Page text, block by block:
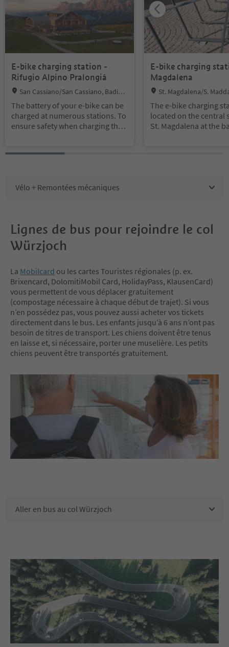
E-bike charging station -
Rifugio Alpino Pralongiá
Location:
San Cassiano/San Cassiano, Badia,
The battery of your e-bike can be
charged at numerous stations. To
ensure safety when charging the
E-bike charging
Magdalena
Location:
St. Magdalena/S.
egion Lüsen Villnöss
The e-bike charging
located on the central
St. Magdalena at the
the appropriate
your e-bike during the
Vélo + Remontées mécaniques
Lignes de bus pour rejoindre le col
Würzjoch
La Mobilcard ou les cartes Touristes régionales (p. ex.
Brixencard, DolomitiMobil Card, HolidayPass, KlausenCard)
vous permettent de vous déplacer gratuitement
(compostage nécessaire à chaque début de trajet). Si vous
n’en possédez pas, vous pouvez aussi acheter vos tickets
directement dans le bus. Les enfants jusqu’à 6 ans n’ont pas
besoin de titres de transport. Les chiens doivent être tenus
en laisse et, si nécessaire, porter une muselière. Les petits
chiens peuvent être transportés gratuitement.
Aller en bus au col Würzjoch